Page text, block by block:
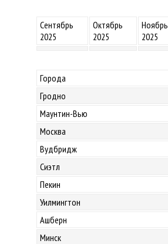
Сентябрь
2025
Октябрь
2025
Ноябрь
2025
Города
Гродно
Маунтин-Вью
Москва
Вудбридж
Сиэтл
Пекин
Уилмингтон
Ашберн
Минск